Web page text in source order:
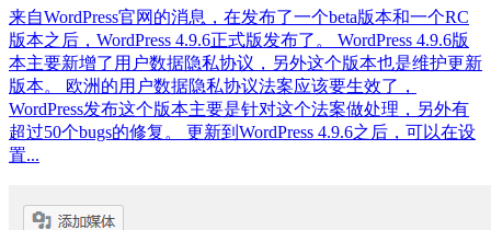
来自WordPress官网的消息，在发布了一个beta版本和一个RC
版本之后，WordPress 4.9.6正式版发布了。 WordPress 4.9.6版
本主要新增了用户数据隐私协议，另外这个版本也是维护更新
版本。 欧洲的用户数据隐私协议法案应该要生效了，
WordPress发布这个版本主要是针对这个法案做处理，另外有
超过50个bugs的修复。 更新到WordPress 4.9.6之后，可以在设
置...